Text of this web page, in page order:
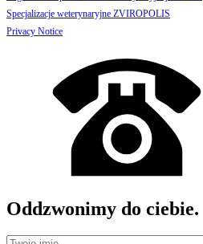
Specjalizacje weterynaryjne ZVIROPOLIS
Privacy Notice
Oddzwonimy do ciebie.